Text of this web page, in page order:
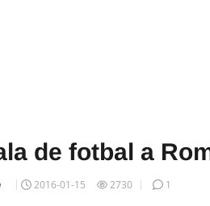
de fotbal a
2016-01-15 2730 1